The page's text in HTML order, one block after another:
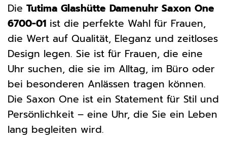
Die Tutima Glashütte Damenuhr Saxon One
6700-01 ist die perfekte Wahl für Frauen,
die Wert auf Qualität, Eleganz und zeitloses
Design legen. Sie ist für Frauen, die eine
Uhr suchen, die sie im Alltag, im Büro oder
bei besonderen Anlässen tragen können.
Die Saxon One ist ein Statement für Stil und
Persönlichkeit – eine Uhr, die Sie ein Leben
lang begleiten wird.